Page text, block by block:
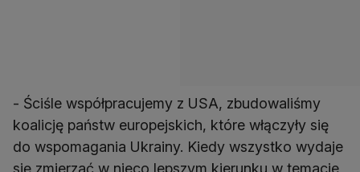
- Ściśle współpracujemy z USA, zbudowaliśmy
koalicję państw europejskich, które włączyły się
do wspomagania Ukrainy. Kiedy wszystko wydaje
się zmierzać w nieco lepszym kierunku w temacie